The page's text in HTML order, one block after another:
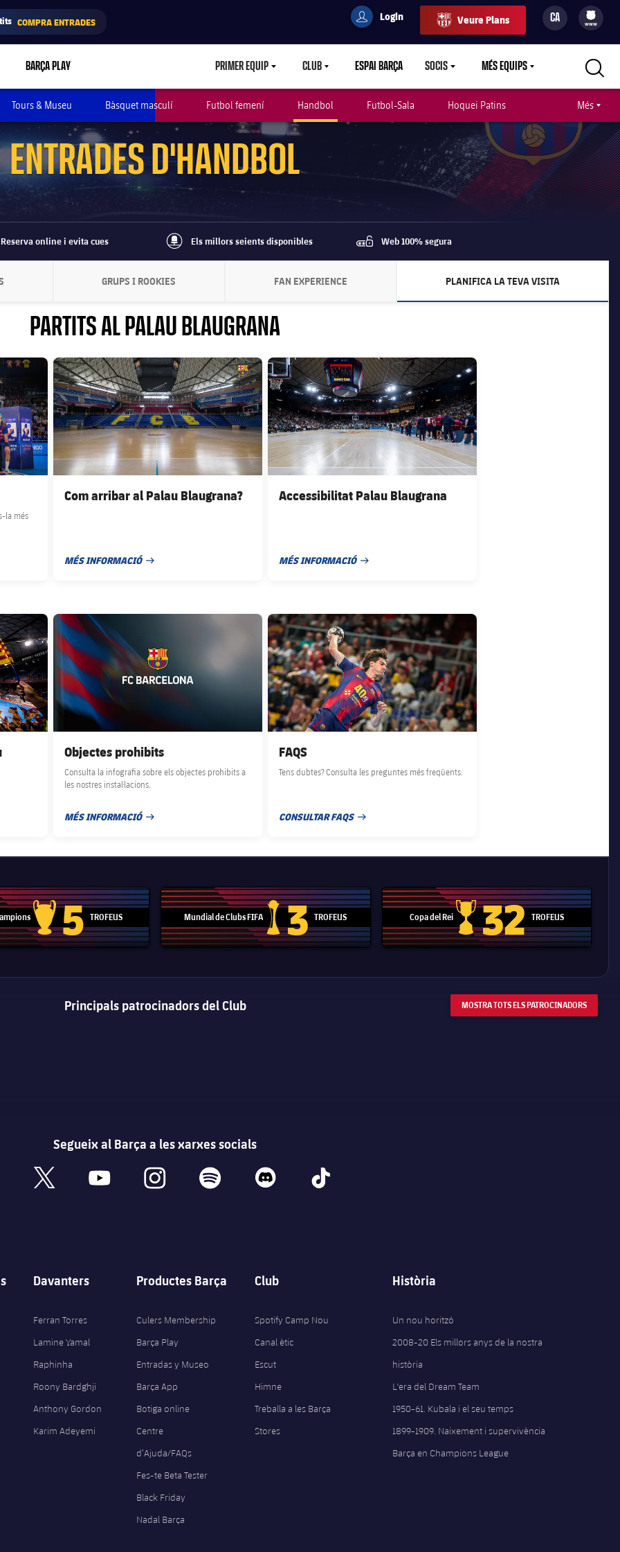
COMPRA ENTRADES userCulers
Login Veure Plans CA
filled-badge
www
BARÇA PLAY PRIMER EQUIPLABEL.ARIA.CARETDOWN
CLUBLABEL.ARIA.CARETDOWN
ESPAI BARÇA SOCISLABEL.ARIA.CARETDOWN
MÉS EQUIPSLABEL.ARIA.CARETDOWN
Tours & Museu Bàsquet masculí Futbol femení Handbol Futbol-Sala Hoquei Patins Més
ENTRADES D'HANDBOL
Reserva online i evita cues
best-seats-regular
Els millors seients disponibles
password
Web 100% segura
GRUPS I ROOKIES
LABEL.ARIA.CHEVRONRIGHT
FAN EXPERIENCE
LABEL.ARIA.CHEVRONRIGHT
PLANIFICA LA TEVA VISITA
PARTITS AL PALAU BLAUGRANA
la més
FC Barcelona club badge
Com arribar al Palau Blaugrana?
MÉS INFORMACIÓ
DATA DE PUBLICACIÓ
FC Barcelona club badge
Accessibilitat Palau Blaugrana
MÉS INFORMACIÓ
DATA DE PUBLICACIÓ
FC Barcelona club badge
Objectes prohibits
Consulta la infografia sobre els objectes prohibits a
les nostres instal·lacions.
MÉS INFORMACIÓ
DATA DE PUBLICACIÓ
FC Barcelona club badge
FAQS
Tens dubtes? Consulta les preguntes més freqüents.
CONSULTAR FAQS
DATA DE PUBLICACIÓ
Trofeu de la Lliga de Campions
5 TROFEUS Mundial de Clubs FIFA
Trofeu del Mundial de Clubs
3 TROFEUS Copa del Rei
Copa del Rei
32 TROFEUS
Principals patrocinadors del Club MOSTRA TOTS ELS PATROCINADORS
Segueix al Barça a les xarxes socials
x youtube instagram spotify discord tiktok
Davanters
Ferran Torres
Lamine Yamal
Raphinha
Roony Bardghji
Anthony Gordon
Karim Adeyemi
Productes Barça
Culers Membership
Barça Play
Entradas y Museo
Barça App
Botiga online
Centre
d’Ajuda/FAQs
Fes-te Beta Tester
Black Friday
Nadal Barça
Club
Spotify Camp Nou
Canal ètic
Escut
Himne
Treballa a les Barça
Stores
Història
Un nou horitzó
2008-20 Els millors anys de la nostra
història
L'era del Dream Team
1950-61. Kubala i el seu temps
1899-1909. Naixement i supervivència
Barça en Champions League